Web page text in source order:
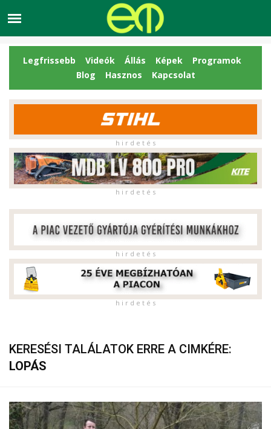
Legfrissebb Videók Állás Képek
Programok
Blog
Hasznos Kapcsolat
h i r d e t é s
h i r d e t é s
h i r d e t é s
h i r d e t é s
KERESÉSI TALÁLATOK ERRE A CIMKÉRE:
LOPÁS